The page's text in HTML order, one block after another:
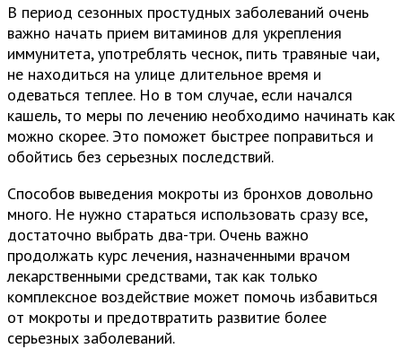
В период сезонных простудных заболеваний очень
важно начать прием витаминов для укрепления
иммунитета, употреблять чеснок, пить травяные чаи,
не находиться на улице длительное время и
одеваться теплее. Но в том случае, если начался
кашель, то меры по лечению необходимо начинать как
можно скорее. Это поможет быстрее поправиться и
обойтись без серьезных последствий.
Способов выведения мокроты из бронхов довольно
много. Не нужно стараться использовать сразу все,
достаточно выбрать два-три. Очень важно
продолжать курс лечения, назначенными врачом
лекарственными средствами, так как только
комплексное воздействие может помочь избавиться
от мокроты и предотвратить развитие более
серьезных заболеваний.